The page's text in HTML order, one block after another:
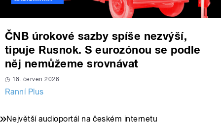
ČNB úrokové sazby spíše nezvýší,
tipuje Rusnok. S eurozónou se podle
něj nemůžeme srovnávat
18. červen 2026
Ranní Plus
Největší audioportál na českém internetu